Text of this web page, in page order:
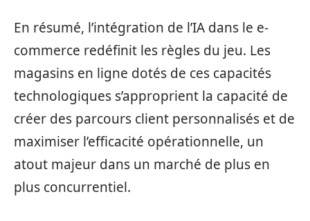
En résumé, l’intégration de l’IA dans le e-
commerce redéfinit les règles du jeu. Les
magasins en ligne dotés de ces capacités
technologiques s’approprient la capacité de
créer des parcours client personnalisés et de
maximiser l’efficacité opérationnelle, un
atout majeur dans un marché de plus en
plus concurrentiel.